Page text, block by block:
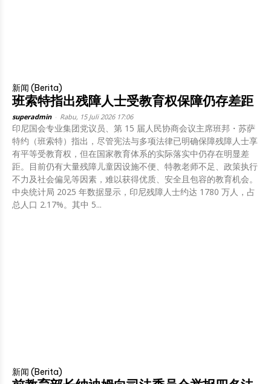
新闻 (Berita)
班索特指出残障人士受教育权保障仍存差距
superadmin Rabu, 15 Juli 2026 17:06
印尼国会专业集团党议员、第 15 届人民协商会议主席班邦・苏萨
特约（班索特）指出，尽管宪法与多项法律已明确保障残障人士享
有平等受教育权，但在国家教育体系的实际落实中仍存在明显差
距。目前仍有大量残障儿童因设施不便、特教老师不足、政策执行
不力及社会偏见等因素，难以获得优质、安全且包容的教育机会。
中央统计局 2025 年数据显示，印尼残障人士约达 1780 万人，占
总人口 2.17%。其中 5...
新闻 (Berita)